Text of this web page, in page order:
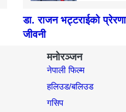
डा. राजन भट्टराईको
जीवनी
मनोरञ्जन
नेपाली फिल्म
हलिउड/बलिउड
गसिप